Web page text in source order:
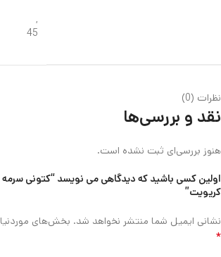
,
45
نظرات (0)
نقد و بررسی‌ها
هنوز بررسی‌ای ثبت نشده است.
اولین کسی باشید که دیدگاهی می نویسد “کتونی سرمه
کریویت”
نشانی ایمیل شما منتشر نخواهد شد. بخش‌های
*